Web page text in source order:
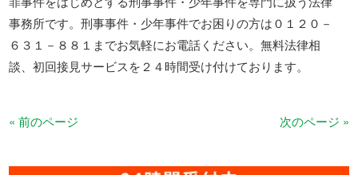
事務所です。刑事事件・少年事件でお困りの方は０１２０－
６３１－８８１までお気軽にお電話ください。無料法律相
談、初回接見サービスを２４時間受け付けております。
« 前のページ 次のページ »